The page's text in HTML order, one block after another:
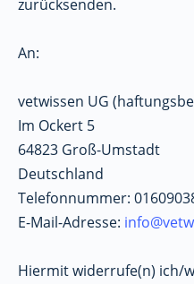
zurücksenden.
An:
vetwissen UG
Im Ockert 5
64823 Groß-Umstadt
Deutschland
Telefonnummer:
E-Mail-Adresse:
Hiermit widerrufe(n) ich/